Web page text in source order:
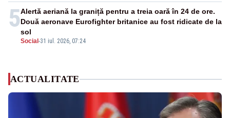
5
Social -31 iul. 2026, 07:24
Alertă aeriană la graniță pentru a treia oară în 24 de ore.
Două aeronave Eurofighter britanice au fost ridicate de la
sol
ACTUALITATE